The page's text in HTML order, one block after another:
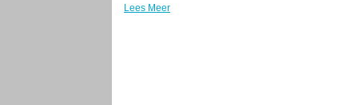
Lees Meer